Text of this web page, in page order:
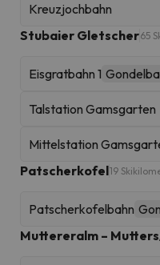
Kreuzjochbahn
Stubaier Gletscher65
Eisgratbahn 1
Talstation Gamsgarten
Mittelstation
Patscherkofel19
Patscherkofelbahn
Muttereralm –